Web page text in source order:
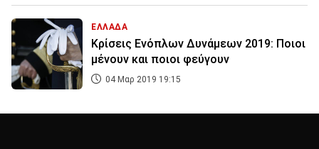
ΕΛΛΑΔΑ
Κρίσεις Ενόπλων Δυνάμεων 2019: Ποιοι
μένουν και ποιοι φεύγουν
04 Μαρ 2019 19:15